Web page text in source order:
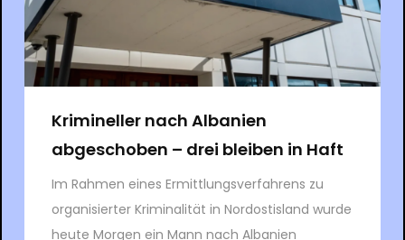
Krimineller nach Albanien
abgeschoben – drei bleiben in Haft
Im Rahmen eines Ermittlungsverfahrens zu
organisierter Kriminalität in Nordostisland wurde
heute Morgen ein Mann nach Albanien